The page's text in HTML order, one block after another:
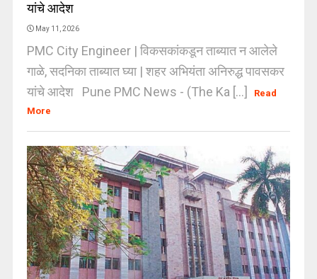
यांचे आदेश
May 11, 2026
PMC City Engineer | विकसकांकडून ताब्यात न आलेले
गाळे, सदनिका ताब्यात घ्या | शहर अभियंता अनिरुद्ध पावसकर
यांचे आदेश Pune PMC News - (The Ka [...]
Read
More